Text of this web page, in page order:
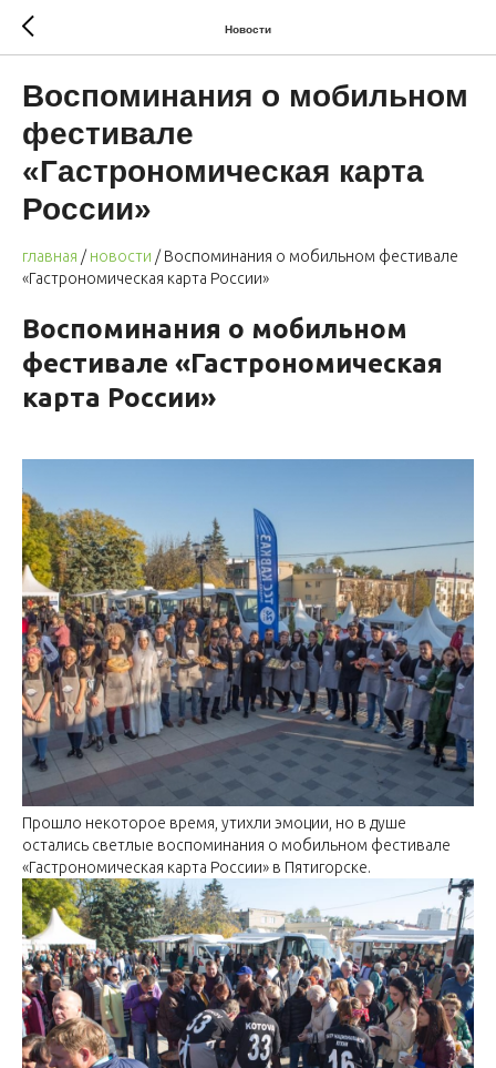
Новости
Воспоминания о мобильном
фестивале
«Гастрономическая карта
России»
главная / новости / Воспоминания о мобильном фестивале
«Гастрономическая карта России»
Воспоминания о мобильном
фестивале «Гастрономическая
карта России»
Прошло некоторое время, утихли эмоции, но в душе
остались светлые воспоминания о мобильном фестивале
«Гастрономическая карта России» в Пятигорске.